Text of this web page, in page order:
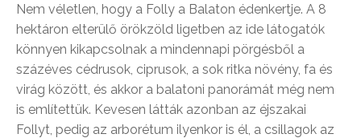
Nem véletlen, hogy a Folly a Balaton édenkertje. A 8
hektáron elterülő örökzöld ligetben az ide látogatók
könnyen kikapcsolnak a mindennapi pörgésből a
százéves cédrusok, ciprusok, a sok ritka növény, fa és
virág között, és akkor a balatoni panorámát még nem
is említettük. Kevesen látták azonban az éjszakai
Follyt, pedig az arborétum ilyenkor is él, a csillagok az